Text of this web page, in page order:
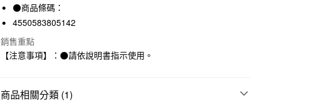
匯豐（台灣）商業銀行
聯邦商業銀行
元大商業銀行
玉山商業銀行
台新國際商業銀行
中國信託商業銀行
悠遊付
運送方式
滿 NT$30,000 (含以上) 免運費
●商品條碼：
4550583805142
銷售重點
【注意事項】：●請依說明書指示使用。
商品相關分類 (1)